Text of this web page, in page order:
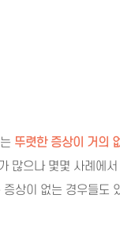
뚜렷한 증상이 거의
많으나 몇몇 사례에
상이 없는 경우들도